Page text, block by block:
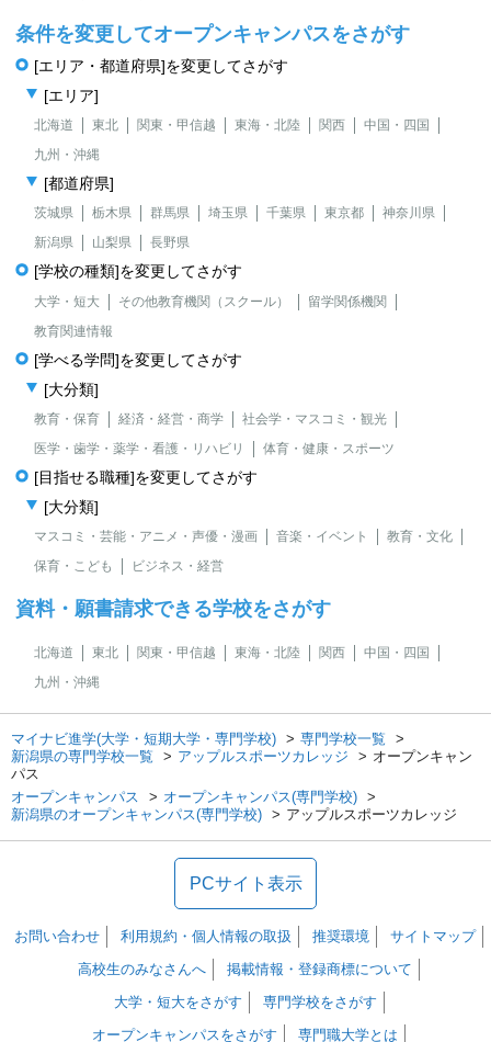
条件を変更してオープンキャンパスをさがす
[エリア・都道府県]を変更してさがす
[エリア]
北海道 東北 関東・甲信越 東海・北陸 関西
中国・四国
九州・沖縄
[都道府県]
茨城県 栃木県 群馬県 埼玉県 千葉県 東京都
神奈川県
新潟県
山梨県 長野県
[学校の種類]を変更してさがす
大学・短大 その他教育機関（スクール）
留学関係機関
教育関連情報
[学べる学問]を変更してさがす
[大分類]
教育・保育 経済・経営・商学
社会学・マスコミ・観光
医学・歯学・薬学・看護・リハビリ
体育・健康・スポーツ
[目指せる職種]を変更してさがす
[大分類]
マスコミ・芸能・アニメ・声優・漫画 音楽・イベント
教育・文化
保育・こども
ビジネス・経営
資料・願書請求できる学校をさがす
北海道 東北 関東・甲信越 東海・北陸 関西
中国・四国
九州・沖縄
マイナビ進学(大学・短期大学・専門学校)
専門学校一覧
新潟県の専門学校一覧
アップルスポーツカレッジ
オープンキャン
パス
オープンキャンパス
オープンキャンパス(専門学校)
新潟県のオープンキャンパス(専門学校)
アップルスポーツカレッジ
PCサイト表示
お問い合わせ 利用規約・個人情報の取扱 推奨環境
サイトマップ
高校生のみなさんへ
掲載情報・登録商標について
大学・短大をさがす
専門学校をさがす
オープンキャンパスをさがす
専門職大学とは